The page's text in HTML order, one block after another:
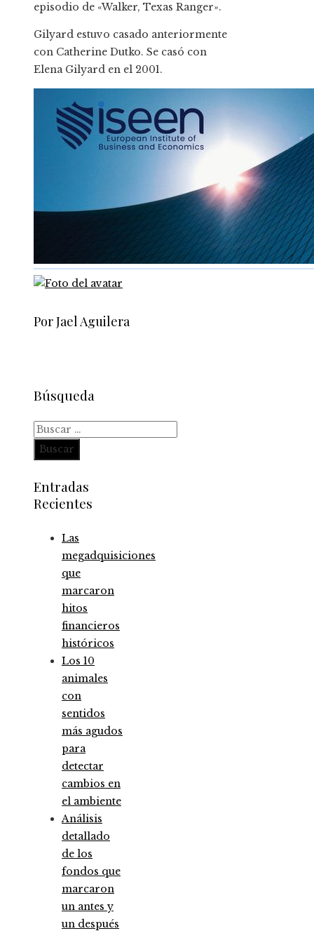
episodio de «Walker, Texas Ranger».
Gilyard estuvo casado anteriormente
con Catherine Dutko. Se casó con
Elena Gilyard en el 2001.
Por Jael Aguilera
Búsqueda
Buscar:
Entradas
Recientes
Las
megadquisiciones
que
marcaron
hitos
financieros
históricos
Los 10
animales
con
sentidos
más agudos
para
detectar
cambios en
el ambiente
Análisis
detallado
de los
fondos que
marcaron
un antes y
un después